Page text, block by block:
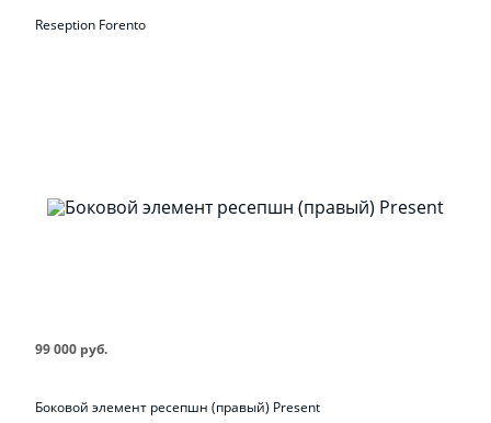
Reseption Forento
99 000 руб.
Боковой элемент ресепшн (правый) Present